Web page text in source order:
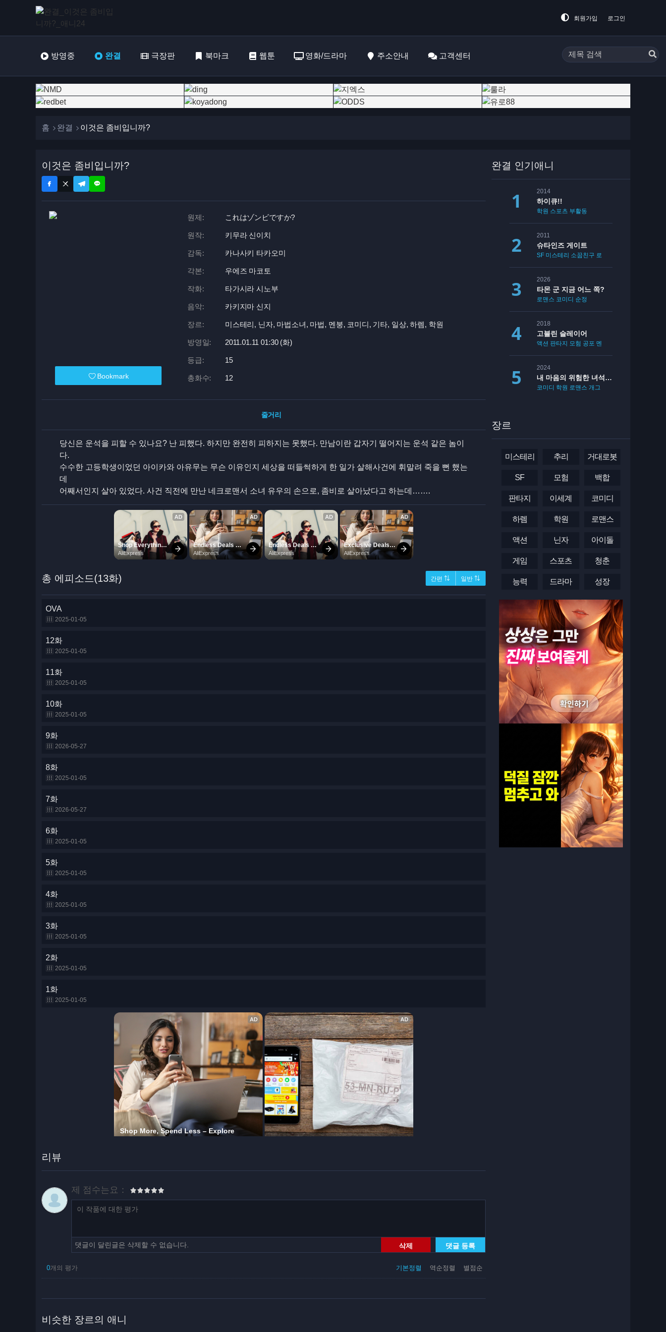
회원가입 로그인
방영중 완결 극장판 북마크 웹툰 영화/드라마 주소안내 고객센터
홈 완결 이것은 좀비입니까?
이것은 좀비입니까?
Bookmark
원제: これはゾンビですか?
원작: 키무라 신이치
감독: 카나사키 타카오미
각본: 우에즈 마코토
작화: 타가시라 시노부
음악: 카키지마 신지
장르: 미스테리, 닌자, 마법소녀, 마법, 멘붕, 코미디, 기타, 일상, 하렘, 학원
방영일: 2011.01.11 01:30 (화)
등급: 15
총화수: 12
줄거리
당신은 운석을 피할 수 있나요? 난 피했다. 하지만 완전히 피하지는 못했다. 만남이란 갑자기 떨어지는 운석 같은 놈이
다.
수수한 고등학생이었던 아이카와 아유무는 무슨 이유인지 세상을 떠들썩하게 한 일가 살해사건에 휘말려 죽을 뻔 했는
데
어째서인지 살아 있었다. 사건 직전에 만난 네크로맨서 소녀 유우의 손으로, 좀비로 살아났다고 하는데…….
총 에피소드(13화) 간편 ⇅ 일반 ⇅
OVA
2025-01-05
12화
2025-01-05
11화
2025-01-05
10화
2025-01-05
9화
2026-05-27
8화
2025-01-05
7화
2026-05-27
6화
2025-01-05
5화
2025-01-05
4화
2025-01-05
3화
2025-01-05
2화
2025-01-05
1화
2025-01-05
리뷰
제 점수는요：
삭제 댓글 등록
댓글이 달린글은 삭제할 수 없습니다.
기본정렬 역순정렬 별점순
0개의 평가
비슷한 장르의 애니
완결 인기애니
2014
하이큐!!
학원 스포츠 부활동
2011
슈타인즈 게이트
SF 미스테리 소꿉친구 로맨스
2026
타몬 군 지금 어느 쪽?
로맨스 코미디 순정
2018
고블린 슬레이어
액션 판타지 모험 공포 멘붕
2024
내 마음의 위험한 녀석 2기
코미디 학원 로맨스 개그
장르
미스테리 추리 거대로봇
SF 모험 백합
판타지 이세계 코미디
하렘 학원 로맨스
액션 닌자 아이돌
게임 스포츠 청춘
능력 드라마 성장